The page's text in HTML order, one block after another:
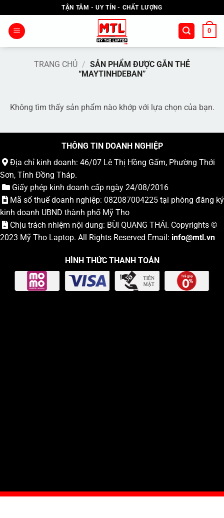
qua
nội
TẬN TÂM - UY TÍN - CHẤT LƯỢNG
0
TRANG CHỦ / SẢN PHẨM ĐƯỢC GẮN THẺ
“MAYTINHDEBAN”
Không tìm thấy sản phẩm nào khớp với lựa chọn của bạn.
THÔNG TIN DOANH NGHIỆP
Địa chỉ kinh doanh: 46/07 Lê Thị Hồng Gấm, Phường Thới
Sơn, Tỉnh Đồng Tháp.
Giấy phép kinh doanh cấp ngày 24/08/2016
Mã số thuế doanh nghiệp: 082087004225 tại phòng đăng ký
kinh doanh UBND thành phố Mỹ Tho
Chịu trách nhiệm nội dung: BÙI QUANG THÁI. Copyrights ©
2023 Mỹ Tho Laptop. All Rights Reserved Email: info@mtl.vn
HÌNH THỨC THANH TOÁN